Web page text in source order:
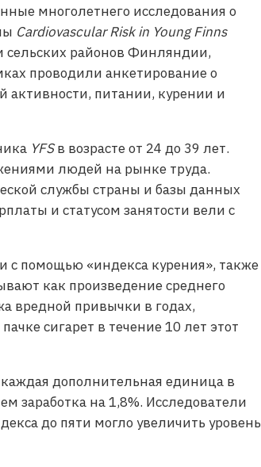
многолетнего исследования о
Cardiovascular Risk in Young Finns
сельских районов Финляндии,
проводили анкетирование о
активности, питании, курении и
YFSв возрасте от 24 до 39 лет.
людей на рынке труда.
службы страны и базы данных
и статусом занятости вели с
с помощью «индекса курения», также
как произведение среднего
вредной привычки в годах,
сигарет в течение 10 лет этот
дополнительная единица в
заработка на 1,8%. Исследователи
до пяти могло увеличить уровень